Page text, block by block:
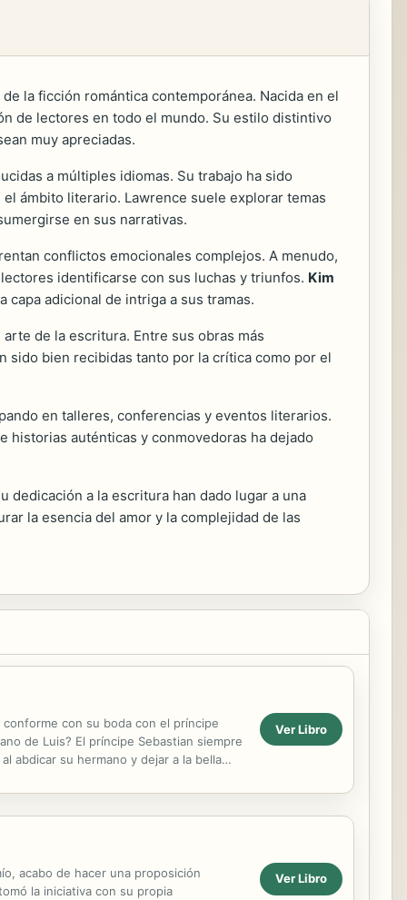
la ficción romántica contemporánea. Nacida en el
de lectores en todo el mundo. Su estilo distintivo
muy apreciadas.
a múltiples idiomas. Su trabajo ha sido
ámbito literario. Lawrence suele explorar temas
en sus narrativas.
conflictos emocionales complejos. A menudo,
identificarse con sus luchas y triunfos. Kim
adicional de intriga a sus tramas.
de la escritura. Entre sus obras más
bien recibidas tanto por la crítica como por el
en talleres, conferencias y eventos literarios.
historias auténticas y conmovedoras ha dejado
dedicación a la escritura han dado lugar a una
la esencia del amor y la complejidad de las
con su boda con el príncipe
de Luis? El príncipe Sebastian siempre
abdicar su hermano y dejar a la bella
Ver Libro
acabo de hacer una proposición
la iniciativa con su propia
Ver Libro